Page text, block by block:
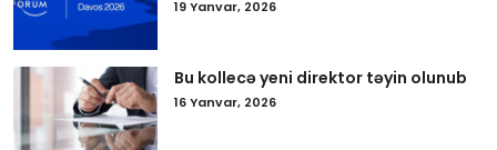
19 Yanvar, 2026
Bu kollecə yeni direktor təyin olunub
16 Yanvar, 2026